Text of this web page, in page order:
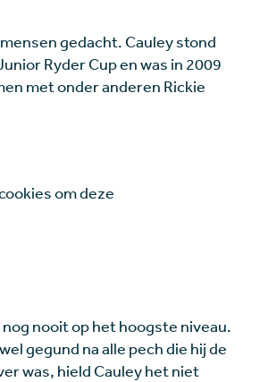
gedacht. Cauley stond
Ryder Cup en was in 2009
met onder anderen Rickie
om deze
nooit op het hoogste niveau.
gegund na alle pech die hij de
was, hield Cauley het niet